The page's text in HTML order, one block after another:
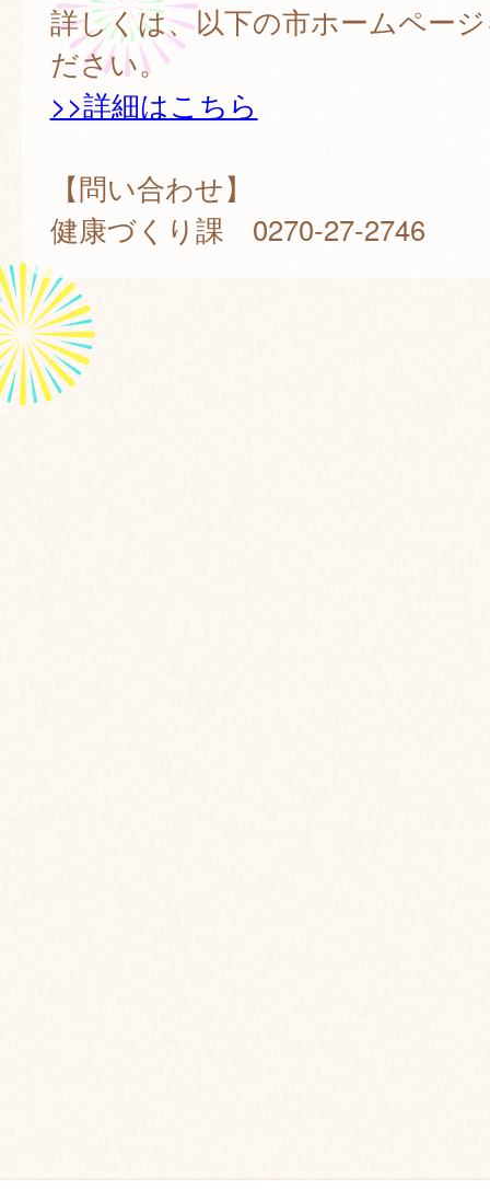
詳しくは、以下の市ホームペー
ださい。
>>詳細はこちら
【問い合わせ】
健康づくり課 0270-27-2746